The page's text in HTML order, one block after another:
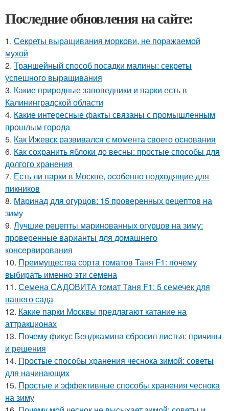
Последние обновления на сайте:
1. Секреты выращивания моркови, не поражаемой
мухой
2. Траншейный способ посадки малины: секреты
успешного выращивания
3. Какие природные заповедники и парки есть в
Калининградской области
4. Какие интересные факты связаны с промышленным
прошлым города
5. Как Ижевск развивался с момента своего основания
6. Как сохранить яблоки до весны: простые способы для
долгого хранения
7. Есть ли парки в Москве, особенно подходящие для
пикников
8. Маринад для огурцов: 15 проверенных рецептов на
зиму
9. Лучшие рецепты маринованных огурцов на зиму:
проверенные варианты для домашнего
консервирования
10. Преимущества сорта томатов Таня F1: почему
выбирать именно эти семена
11. Семена САДОВИТА томат Таня F1: 5 семечек для
вашего сада
12. Какие парки Москвы предлагают катание на
аттракционах
13. Почему фикус Бенджамина сбросил листья: причины
и решения
14. Простые способы хранения чеснока зимой: советы
для начинающих
15. Простые и эффективные способы хранения чеснока
на зиму